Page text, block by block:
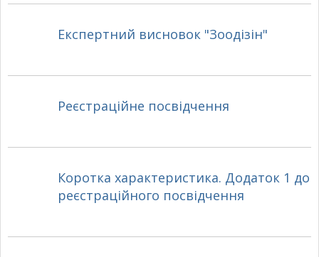
Експертний висновок "Зоодізін"
Реєстраційне посвідчення
Коротка характеристика. Додаток 1 до
реєстраційного посвідчення